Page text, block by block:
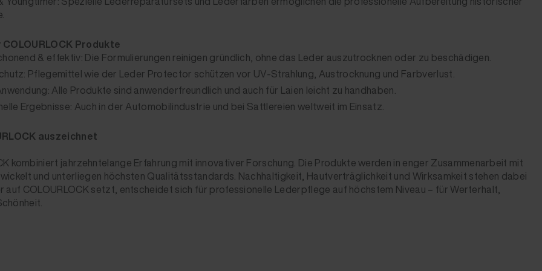
Produkte
& effektiv: Die Formulierungen reinigen gründlich, ohne das Leder auszutrocknen oder zu beschädigen.
Pflegemittel wie der Leder Protector schützen vor UV-Strahlung, Austrocknung und Farbverlust.
Alle Produkte sind anwenderfreundlich und auch für Laien leicht zu handhaben.
Ergebnisse: Auch in der Automobilindustrie und bei Sattlereien weltweit im Einsatz.
auszeichnet
kombiniert jahrzehntelange Erfahrung mit innovativer Forschung. Die Produkte werden in enger Zusammenarbeit mit
und unterliegen höchsten Qualitätsstandards. Nachhaltigkeit, Hautverträglichkeit und Wirksamkeit stehen dabei
auf COLOURLOCK setzt, entscheidet sich für professionelle Lederpflege auf höchstem Niveau – für Werterhalt,